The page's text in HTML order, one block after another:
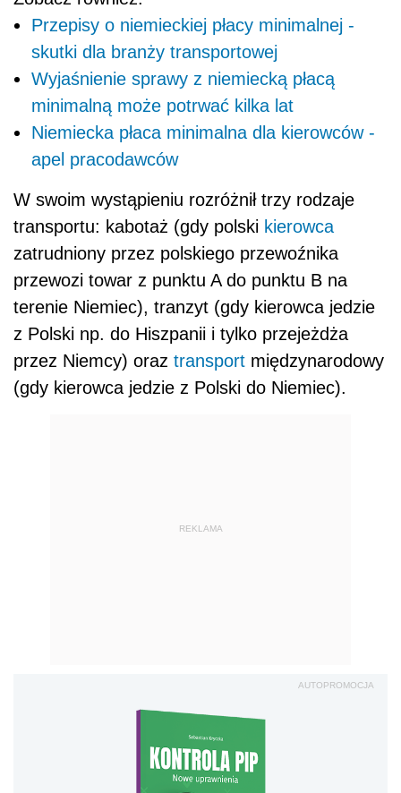
Przepisy o niemieckiej płacy minimalnej -
skutki dla branży transportowej
Wyjaśnienie sprawy z niemiecką płacą
minimalną może potrwać kilka lat
Niemiecka płaca minimalna dla kierowców -
apel pracodawców
W swoim wystąpieniu rozróżnił trzy rodzaje
transportu: kabotaż (gdy polski kierowca
zatrudniony przez polskiego przewoźnika
przewozi towar z punktu A do punktu B na
terenie Niemiec), tranzyt (gdy kierowca jedzie
z Polski np. do Hiszpanii i tylko przejeżdża
przez Niemcy) oraz transport międzynarodowy
(gdy kierowca jedzie z Polski do Niemiec).
REKLAMA
AUTOPROMOCJA